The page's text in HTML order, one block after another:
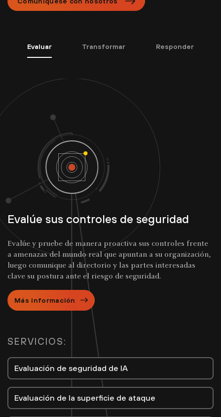
Evaluar Transformar Responder
Evalúe sus controles de seguridad
Evalúe y pruebe de manera proactiva sus controles frente
a amenazas del mundo real que apuntan a su organización,
luego comunique al directorio y las partes interesadas
clave su postura ante el riesgo de seguridad.
Más información
SERVICIOS:
Evaluación de seguridad de IA
Evaluación de la superficie de ataque